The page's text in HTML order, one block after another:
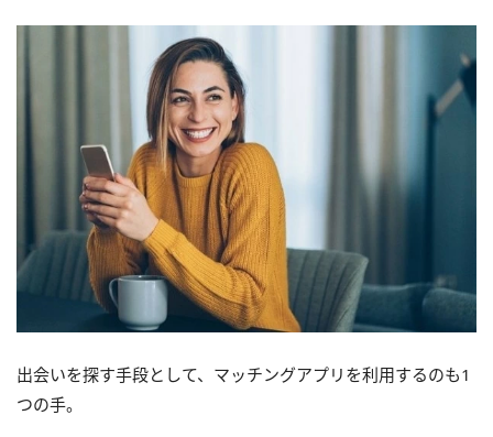
出会いを探す手段として、マッチングアプリを利用するのも1
つの手。